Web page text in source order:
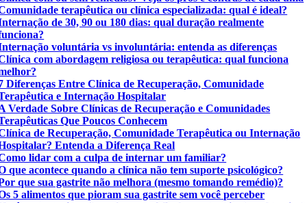
terapêutica ou clínica especializada: qual é ideal?
de 30, 90 ou 180 dias: qual duração realmente
voluntária vs involuntária: entenda as diferenças
com abordagem religiosa ou terapêutica: qual funciona
Diferenças Entre Clínica de Recuperação, Comunidade
e Internação Hospitalar
Verdade Sobre Clínicas de Recuperação e Comunidades
Que Poucos Conhecem
de Recuperação, Comunidade Terapêutica ou Internação
Entenda a Diferença Real
lidar com a culpa de internar um familiar?
que acontece quando a clínica não tem suporte psicológico?
que sua gastrite não melhora (mesmo tomando remédio)?
5 alimentos que pioram sua gastrite sem você perceber